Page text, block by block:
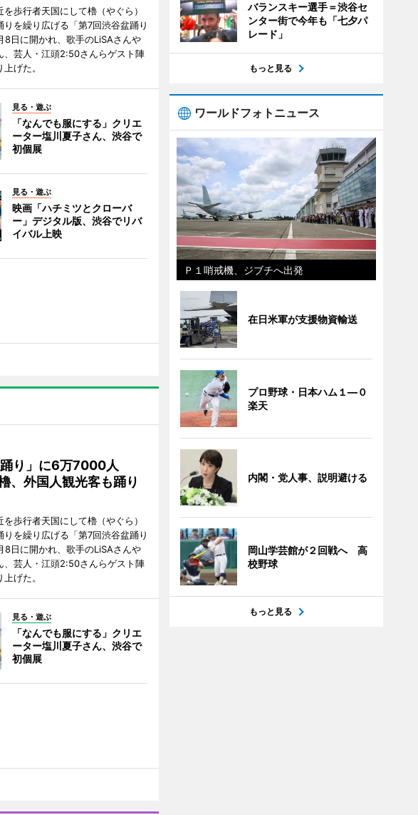
歩行者天国にして櫓（やぐら）
りを繰り広げる「第7回渋谷盆踊り
8日に開かれ、歌手のLiSAさんや
、芸人・江頭2:50さんらゲスト陣
げた。
見る・遊ぶ
「なんでも服にする」クリエ
ーター塩川夏子さん、渋谷で
初個展
見る・遊ぶ
映画「ハチミツとクローバ
ー」デジタル版、渋谷でリバ
イバル上映
踊り」に6万7000人
、外国人観光客も踊り
歩行者天国にして櫓（やぐら）
りを繰り広げる「第7回渋谷盆踊り
8日に開かれ、歌手のLiSAさんや
、芸人・江頭2:50さんらゲスト陣
げた。
見る・遊ぶ
「なんでも服にする」クリエ
ーター塩川夏子さん、渋谷で
初個展
バランスキー選手＝渋谷セ
ンター街で今年も「七夕パ
レード」
もっと見る
ワールドフォトニュース
Ｐ１哨戒機、ジブチへ出発
在日米軍が支援物資輸送
プロ野球・日本ハム１―０
楽天
内閣・党人事、説明避ける
岡山学芸館が２回戦へ 高
校野球
もっと見る